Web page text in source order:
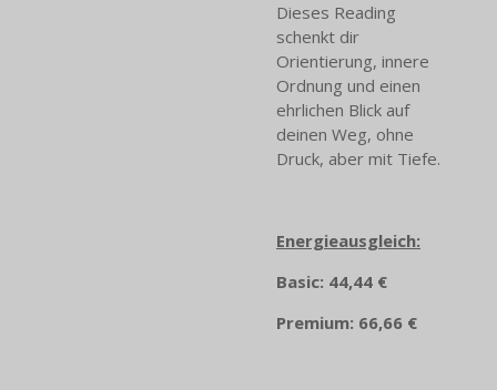
Dieses Reading
schenkt dir
Orientierung, innere
Ordnung und einen
ehrlichen Blick auf
deinen Weg, ohne
Druck, aber mit Tiefe.
Energieausgleich:
Basic: 44,44 €
Premium: 66,66 €